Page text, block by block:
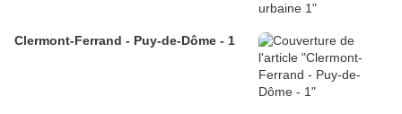
Clermont-Ferrand - Puy-de-Dôme - 1